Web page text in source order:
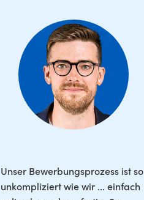
Unser Bewerbungsprozess ist so
unkompliziert wie wir ... einfach